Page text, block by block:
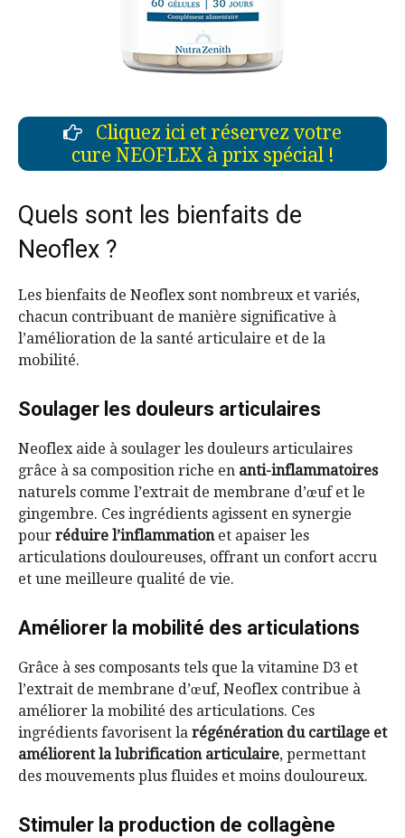
Cliquez ici et réservez votre
cure NEOFLEX à prix spécial !
Quels sont les bienfaits de
Neoflex ?
Les bienfaits de Neoflex sont nombreux et variés,
chacun contribuant de manière significative à
l’amélioration de la santé articulaire et de la
mobilité.
Soulager les douleurs articulaires
Neoflex aide à soulager les douleurs articulaires
grâce à sa composition riche en anti-inflammatoires
naturels comme l’extrait de membrane d’œuf et le
gingembre. Ces ingrédients agissent en synergie
pour réduire l’inflammationet apaiser les
articulations douloureuses, offrant un confort accru
et une meilleure qualité de vie.
Améliorer la mobilité des articulations
Grâce à ses composants tels que la vitamine D3 et
l’extrait de membrane d’œuf, Neoflex contribue à
améliorer la mobilité des articulations. Ces
ingrédients favorisent la régénération du cartilage et
améliorent la lubrification articulaire, permettant
des mouvements plus fluides et moins douloureux.
Stimuler la production de collagène